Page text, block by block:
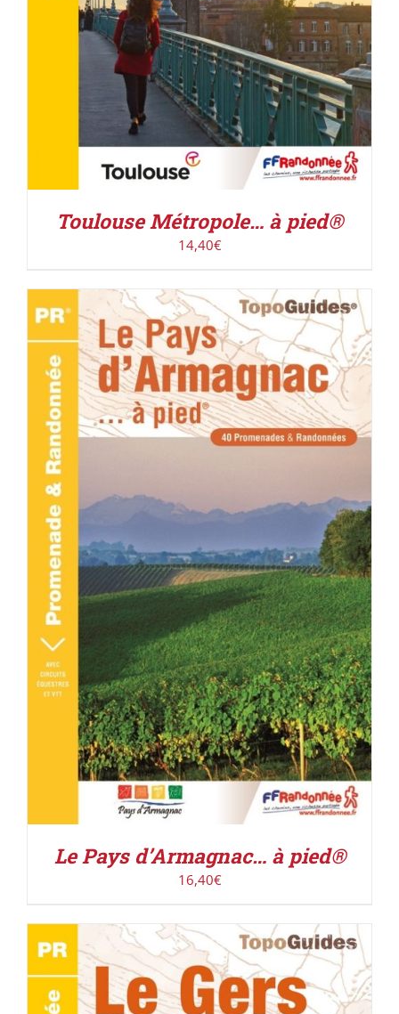
Toulouse Métropole… à pied®
14,40€
ACHETER LE PRODUIT / DÉTAILS
Le Pays d’Armagnac… à pied®
16,40€